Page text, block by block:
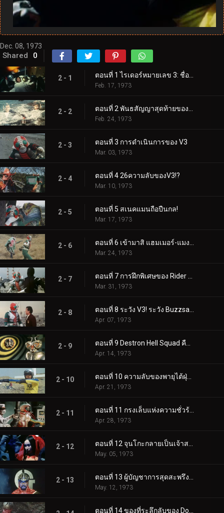
Dec. 08, 1973
Shared 0
2 - 1
Feb. 17, 1973
2 - 2
Feb. 24, 1973
2 - 3 ตอนที่ 3 การดำเนินการของ V3
Mar. 03, 1973
2 - 4 ตอนที่ 4 26ความลับของV3!?
Mar. 10, 1973
2 - 5 ตอนที่ 5 สเนคแมนถือปืนกล!
Mar. 17, 1973
2 - 6
Mar. 24, 1973
2 - 7
Mar. 31, 1973
2 - 8
Apr. 07, 1973
2 - 9
Apr. 14, 1973
2 - 10
Apr. 21, 1973
2 - 11
Apr. 28, 1973
2 - 12
May. 05, 1973
2 - 13
May. 12, 1973